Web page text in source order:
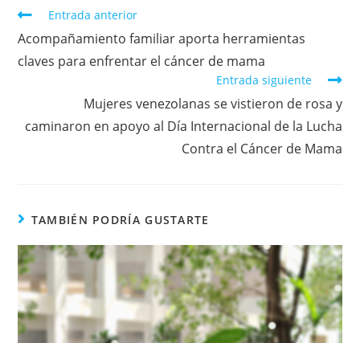
Entrada anterior
Acompañamiento familiar aporta herramientas
claves para enfrentar el cáncer de mama
Entrada siguiente
Mujeres venezolanas se vistieron de rosa y
caminaron en apoyo al Día Internacional de la Lucha
Contra el Cáncer de Mama
TAMBIÉN PODRÍA GUSTARTE